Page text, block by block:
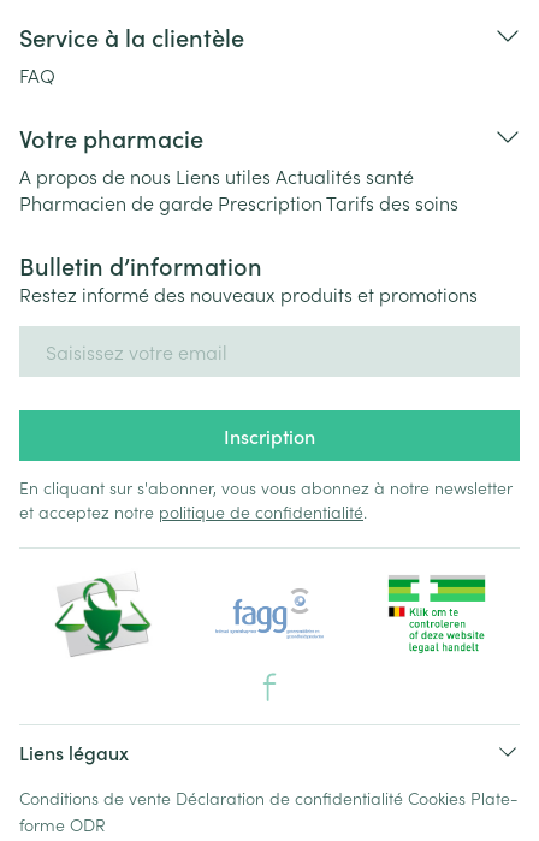
Service à la clientèle
FAQ
Votre pharmacie
A propos de nous Liens utiles Actualités santé
Pharmacien de garde PrescriptionTarifs des soins
Bulletin d’information
Restez informé des nouveaux produits et promotions
Inscription
En cliquant sur s'abonner, vous vous abonnez à notre newsletter
et acceptez notre politique de confidentialité.
Liens légaux
Conditions de vente Déclaration de confidentialité Cookies Plate-
forme ODR